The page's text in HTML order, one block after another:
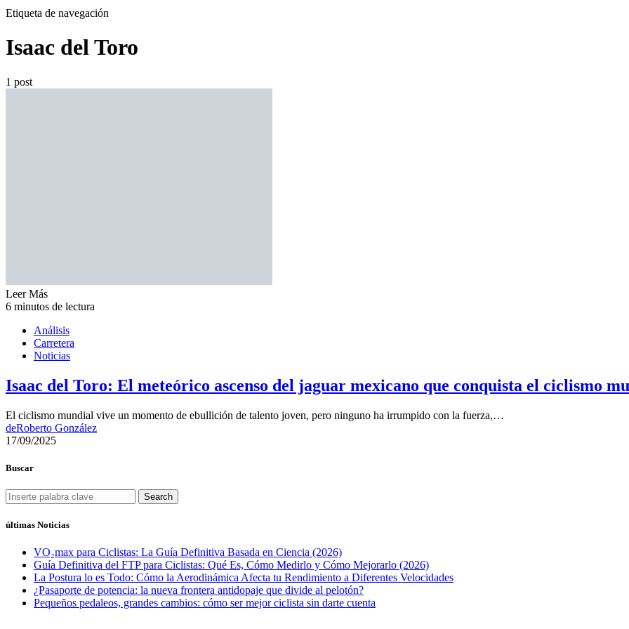
Etiqueta de navegación
Isaac del Toro
1 post
Leer Más
6 minutos de lectura
Análisis
Carretera
Noticias
Isaac del Toro: El meteórico ascenso del jaguar mexicano que conquista el ciclismo
El ciclismo mundial vive un momento de ebullición de talento joven, pero ninguno ha irrumpido con la fuerza,…
deRoberto González
17/09/2025
Buscar
Search
últimas Noticias
VO₂max para Ciclistas: La Guía Definitiva Basada en Ciencia (2026)
Guía Definitiva del FTP para Ciclistas: Qué Es, Cómo Medirlo y Cómo Mejorarlo (2026)
La Postura lo es Todo: Cómo la Aerodinámica Afecta tu Rendimiento a Diferentes Velocidades
¿Pasaporte de potencia: la nueva frontera antidopaje que divide al pelotón?
Pequeños pedaleos, grandes cambios: cómo ser mejor ciclista sin darte cuenta